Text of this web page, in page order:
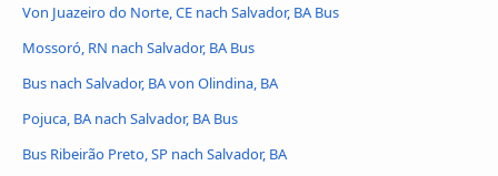
Von Juazeiro do Norte, CE nach Salvador, BA Bus
Mossoró, RN nach Salvador, BA Bus
Bus nach Salvador, BA von Olindina, BA
Pojuca, BA nach Salvador, BA Bus
Bus Ribeirão Preto, SP nach Salvador, BA